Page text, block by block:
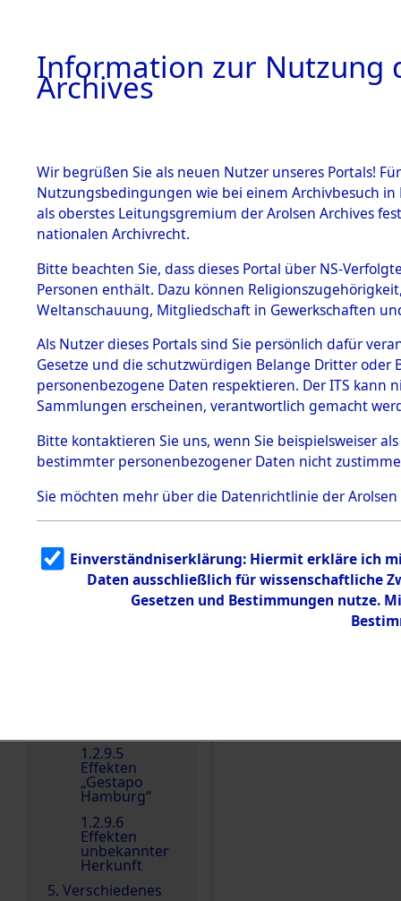
BESTÄNDE
1.
Inhaftierungsdoku
mente
1.2.9 Beim ITS
Effekten
1.2.9.1
Effekten aus
dem KZ
Dachau
Dokument
e
1.2.9.2
Effekten aus
dem KZ
Landesentsch
ädigungsamt
1.2.9.5
Effekten
„Gestapo
Hamburg“
1.2.9.6
Effekten
unbekannter
Herkunft
5. Verschiedenes
0002
Einen Kommentar
Information zur Nutzung
Archives
Wir begrüßen Sie als neuen Nutzer unseres Portals!
Nutzungsbedingungen wie bei einem Archivbesuch
als oberstes Leitungsgremium der Arolsen Archives
nationalen Archivrecht.
Bitte beachten Sie, dass dieses Portal über NS-
Personen enthält. Dazu können
Weltanschauung, Mitgliedschaft in Gewerkschaften
Als Nutzer dieses Portals sind Sie persönlich dafür
Gesetze und die schutzwürdigen Belange Dritter
personenbezogene Daten respektieren. Der ITS
Sammlungen erscheinen, verantwortlich gemacht
Bitte kontaktieren Sie uns, wenn Sie beispielsweiser
bestimmter personenbezogener Daten nicht
Sie möchten mehr über die Datenrichtlinie der Arolsen
Einverständniserklärung: Hiermit erkläre ich
Daten ausschließlich für wissenschaftliche
Gesetzen und Bestimmungen nutze.